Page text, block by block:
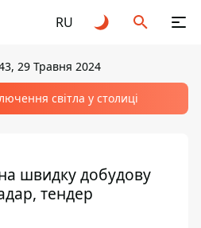
RU
29 Травня 2024
світла у столиці
швидку добудову
тендер